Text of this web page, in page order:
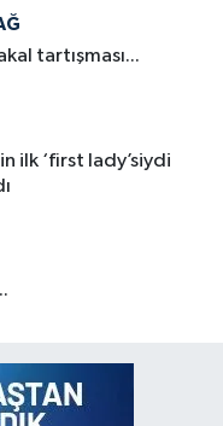
tartışması...
ilk ‘first lady’siydi